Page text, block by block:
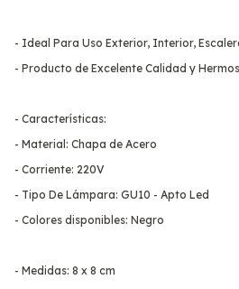
- Ideal Para Uso Exterior, Interior,
- Producto de Excelente Calidad y
- Características:
- Material: Chapa de Acero
- Corriente: 220V
- Tipo De Lámpara: GU10 - Apto Led
- Colores disponibles: Negro
- Medidas: 8 x 8 cm